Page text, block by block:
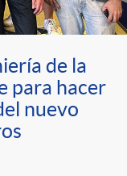
de la
para hacer
nuevo